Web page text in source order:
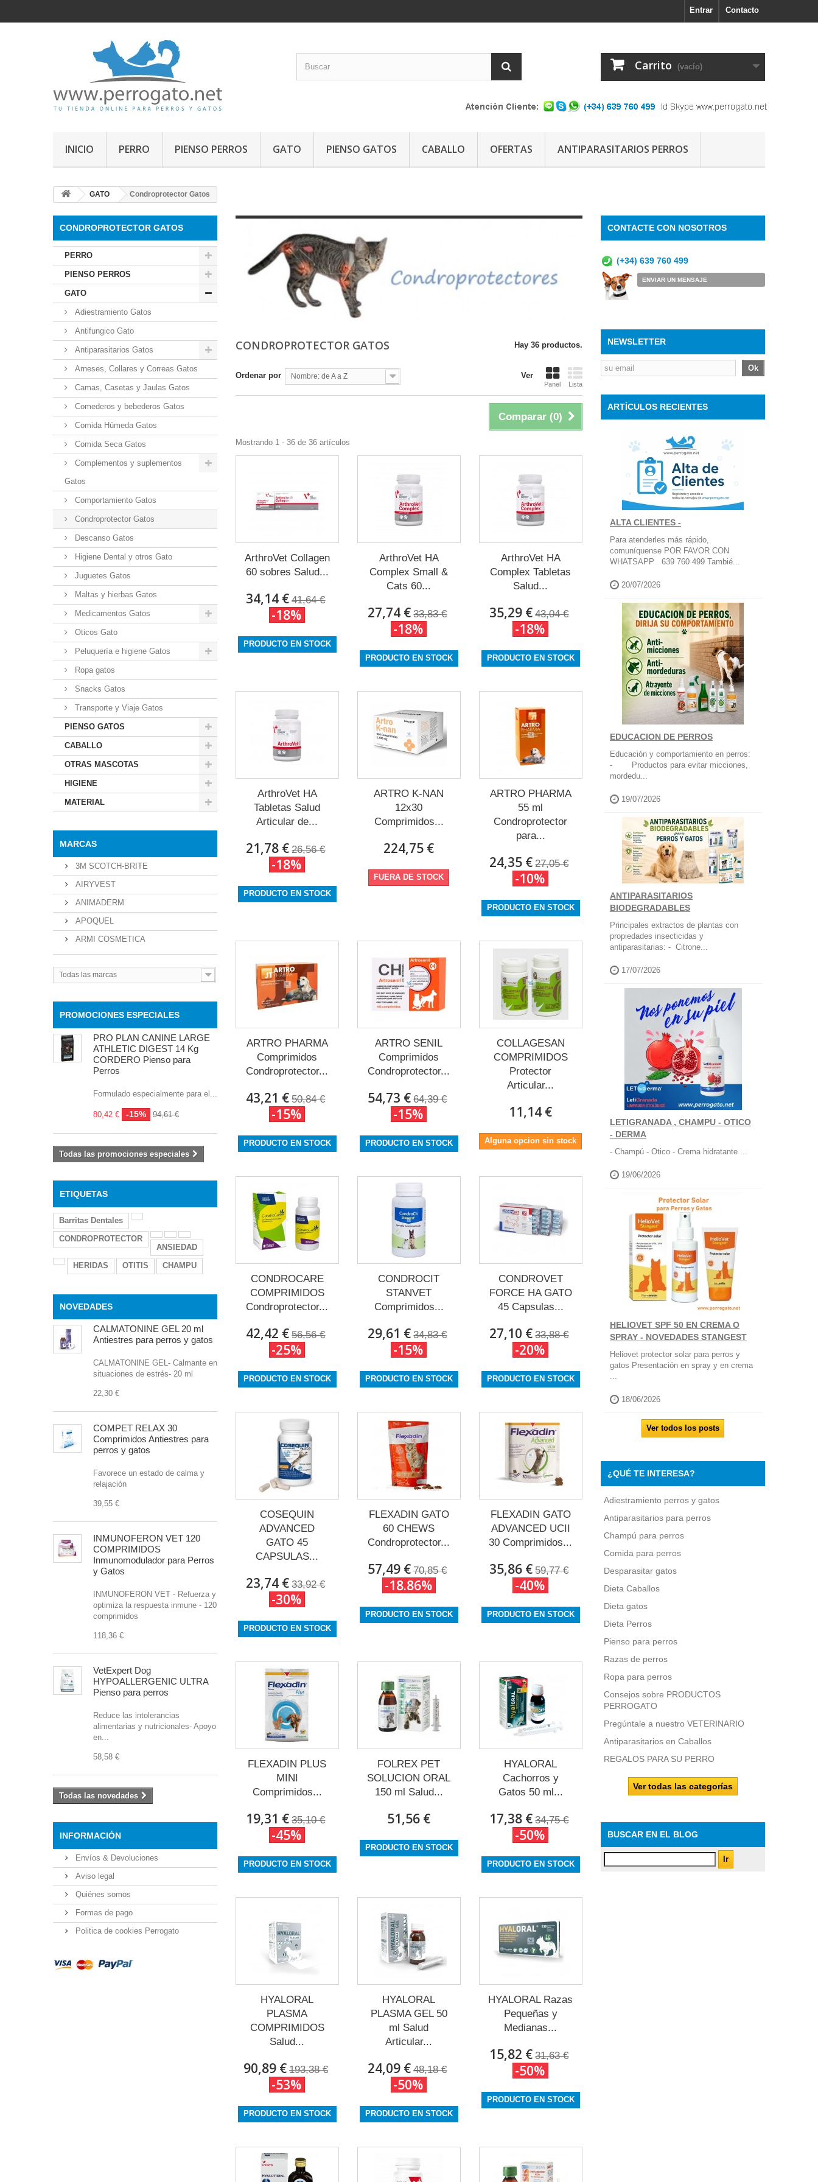
Contacto
Entrar
Carrito (vacío)
INICIO PERRO PIENSO PERROS GATO PIENSO GATOS CABALLO OFERTAS ANTIPARASITARIOS PERROS
GATO Condroprotector Gatos
CONDROPROTECTOR GATOS
PERRO
PIENSO PERROS
GATO
Adiestramiento Gatos
Antifungico Gato
Antiparasitarios Gatos
Arneses, Collares y Correas Gatos
Camas, Casetas y Jaulas Gatos
Comederos y bebederos Gatos
Comida Húmeda Gatos
Comida Seca Gatos
Complementos y suplementos
Gatos
Comportamiento Gatos
Condroprotector Gatos
Descanso Gatos
Higiene Dental y otros Gato
Juguetes Gatos
Maltas y hierbas Gatos
Medicamentos Gatos
Oticos Gato
Peluquería e higiene Gatos
Ropa gatos
Snacks Gatos
Transporte y Viaje Gatos
PIENSO GATOS
CABALLO
OTRAS MASCOTAS
HIGIENE
MATERIAL
MARCAS
3M SCOTCH-BRITE
AIRYVEST
ANIMADERM
APOQUEL
ARMI COSMETICA
Todas las marcas
PROMOCIONES ESPECIALES
PRO PLAN CANINE LARGE
ATHLETIC DIGEST 14 Kg
CORDERO Pienso para
Perros
Formulado especialmente para el...
80,42 € -15% 94,61 €
Todas las promociones especiales
ETIQUETAS
Barritas Dentales
CONDROPROTECTOR
ANSIEDAD
HERIDAS
OTITIS CHAMPU
NOVEDADES
CALMATONINE GEL 20 ml
Antiestres para perros y gatos
CALMATONINE GEL- Calmante en
situaciones de estrés- 20 ml
22,30 €
COMPET RELAX 30
Comprimidos Antiestres para
perros y gatos
Favorece un estado de calma y
relajación
39,55 €
INMUNOFERON VET 120
COMPRIMIDOS
Inmunomodulador para Perros
y Gatos
INMUNOFERON VET - Refuerza y
optimiza la respuesta inmune - 120
comprimidos
118,36 €
VetExpert Dog
HYPOALLERGENIC ULTRA
Pienso para perros
Reduce las intolerancias
alimentarias y nutricionales- Apoyo
en...
58,58 €
Todas las novedades
INFORMACIÓN
Envíos & Devoluciones
Aviso legal
Quiénes somos
Formas de pago
Politica de cookies Perrogato
CONDROPROTECTOR GATOS Hay 36 productos.
Ver
Panel Lista
Ordenar por Nombre: de A a Z
Comparar (0)
Mostrando 1 - 36 de 36 artículos
ArthroVet Collagen
60 sobres Salud...
34,14 € 41,64 €
-18%
PRODUCTO EN STOCK
ArthroVet HA
Complex Small &
Cats 60...
27,74 € 33,83 €
-18%
PRODUCTO EN STOCK
ArthroVet HA
Complex Tabletas
Salud...
35,29 € 43,04 €
-18%
PRODUCTO EN STOCK
ArthroVet HA
Tabletas Salud
Articular de...
21,78 € 26,56 €
-18%
PRODUCTO EN STOCK
ARTRO K-NAN
12x30
Comprimidos...
224,75 €
FUERA DE STOCK
ARTRO PHARMA
55 ml
Condroprotector
para...
24,35 € 27,05 €
-10%
PRODUCTO EN STOCK
ARTRO PHARMA
Comprimidos
Condroprotector...
43,21 € 50,84 €
-15%
PRODUCTO EN STOCK
ARTRO SENIL
Comprimidos
Condroprotector...
54,73 € 64,39 €
-15%
PRODUCTO EN STOCK
COLLAGESAN
COMPRIMIDOS
Protector
Articular...
11,14 €
Alguna opcion sin stock
CONDROCARE
COMPRIMIDOS
Condroprotector...
42,42 € 56,56 €
-25%
PRODUCTO EN STOCK
CONDROCIT
STANVET
Comprimidos...
29,61 € 34,83 €
-15%
PRODUCTO EN STOCK
CONDROVET
FORCE HA GATO
45 Capsulas...
27,10 € 33,88 €
-20%
PRODUCTO EN STOCK
COSEQUIN
ADVANCED
GATO 45
CAPSULAS...
23,74 € 33,92 €
-30%
PRODUCTO EN STOCK
FLEXADIN GATO
60 CHEWS
Condroprotector...
57,49 € 70,85 €
-18.86%
PRODUCTO EN STOCK
FLEXADIN GATO
ADVANCED UCII
30 Comprimidos...
35,86 € 59,77 €
-40%
PRODUCTO EN STOCK
FLEXADIN PLUS
MINI
Comprimidos...
19,31 € 35,10 €
-45%
PRODUCTO EN STOCK
FOLREX PET
SOLUCION ORAL
150 ml Salud...
51,56 €
PRODUCTO EN STOCK
HYALORAL
Cachorros y
Gatos 50 ml...
17,38 € 34,75 €
-50%
PRODUCTO EN STOCK
HYALORAL
PLASMA
COMPRIMIDOS
Salud...
90,89 € 193,38 €
-53%
PRODUCTO EN STOCK
HYALORAL
PLASMA GEL 50
ml Salud
Articular...
24,09 € 48,18 €
-50%
PRODUCTO EN STOCK
HYALORAL Razas
Pequeñas y
Medianas...
15,82 € 31,63 €
-50%
PRODUCTO EN STOCK
CONTACTE CON NOSOTROS
(+34) 639 760 499
ENVIAR UN MENSAJE
NEWSLETTER
Ok
ARTÍCULOS RECIENTES
ALTA CLIENTES -
Para atenderles más rápido,
comuníquense POR FAVOR CON
WHATSAPP 639 760 499 Tambié...
20/07/2026
EDUCACION DE PERROS
Educación y comportamiento en perros:
- Productos para evitar micciones,
mordedu...
19/07/2026
ANTIPARASITARIOS
BIODEGRADABLES
Principales extractos de plantas con
propiedades insecticidas y
antiparasitarias: - Citrone...
17/07/2026
LETIGRANADA , CHAMPU - OTICO
- DERMA
- Champú - Otico - Crema hidratante ...
19/06/2026
HELIOVET SPF 50 EN CREMA O
SPRAY - NOVEDADES STANGEST
Heliovet protector solar para perros y
gatos Presentación en spray y en crema
...
18/06/2026
Ver todos los posts
¿QUÉ TE INTERESA?
Adiestramiento perros y gatos
Antiparasitarios para perros
Champú para perros
Comida para perros
Desparasitar gatos
Dieta Caballos
Dieta gatos
Dieta Perros
Pienso para perros
Razas de perros
Ropa para perros
Consejos sobre PRODUCTOS
PERROGATO
Pregúntale a nuestro VETERINARIO
Antiparasitarios en Caballos
REGALOS PARA SU PERRO
Ver todas las categorías
BUSCAR EN EL BLOG